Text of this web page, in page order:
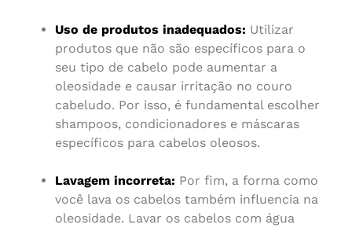
Uso de produtos inadequados: Utilizar
produtos que não são específicos para o
seu tipo de cabelo pode aumentar a
oleosidade e causar irritação no couro
cabeludo. Por isso, é fundamental escolher
shampoos, condicionadores e máscaras
específicos para cabelos oleosos.
Lavagem incorreta: Por fim, a forma como
você lava os cabelos também influencia na
oleosidade. Lavar os cabelos com água